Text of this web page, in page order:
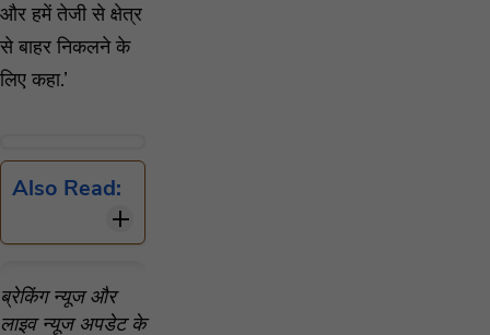
और हमें तेजी से क्षेत्र
से बाहर निकलने के
लिए कहा.’
Also Read:
ब्रेकिंग न्यूज और
लाइव न्यूज अपडेट के